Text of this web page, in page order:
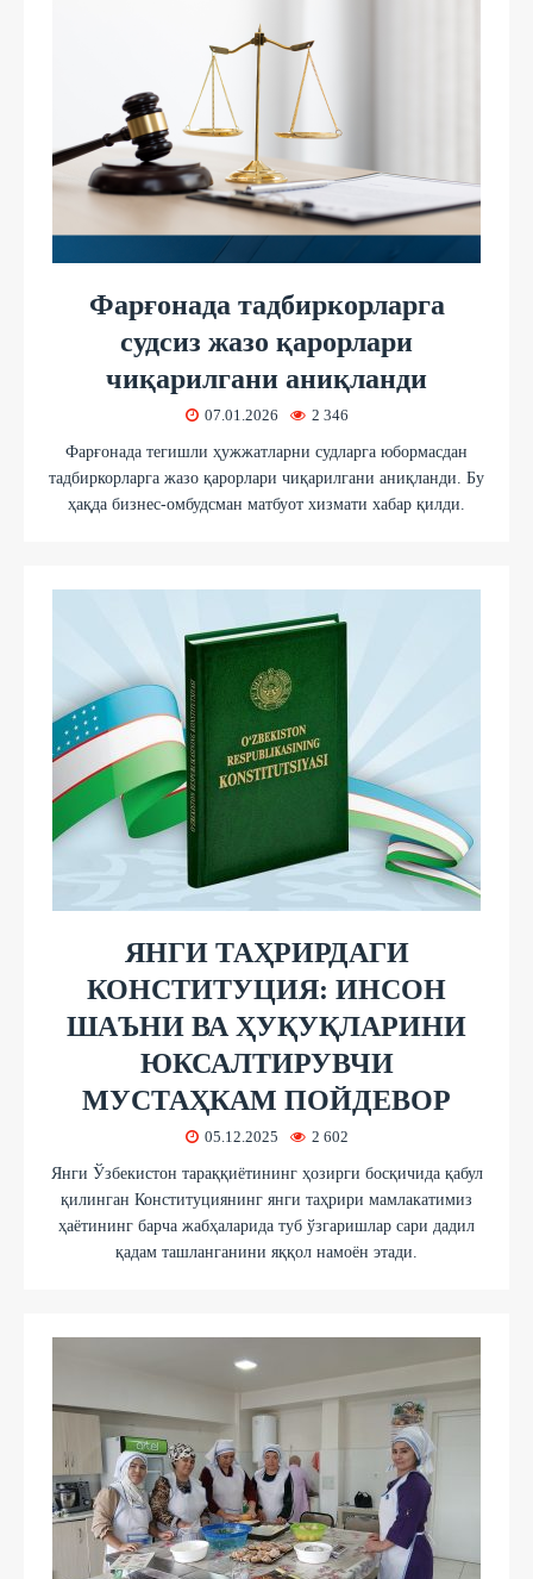
Фарғонада тадбиркорларга
судсиз жазо қарорлари
чиқарилгани аниқланди
07.01.2026 2 346
Фарғонада тегишли ҳужжатларни судларга юбормасдан
тадбиркорларга жазо қарорлари чиқарилгани аниқланди. Бу
ҳақда бизнес-омбудсман матбуот хизмати хабар қилди.
ЯНГИ ТАҲРИРДАГИ
КОНСТИТУЦИЯ: ИНСОН
ШАЪНИ ВА ҲУҚУҚЛАРИНИ
ЮКСАЛТИРУВЧИ
МУСТАҲКАМ ПОЙДЕВОР
05.12.2025 2 602
Янги Ўзбекистон тараққиётининг ҳозирги босқичида қабул
қилинган Конституциянинг янги таҳрири мамлакатимиз
ҳаётининг барча жабҳаларида туб ўзгаришлар сари дадил
қадам ташланганини яққол намоён этади.